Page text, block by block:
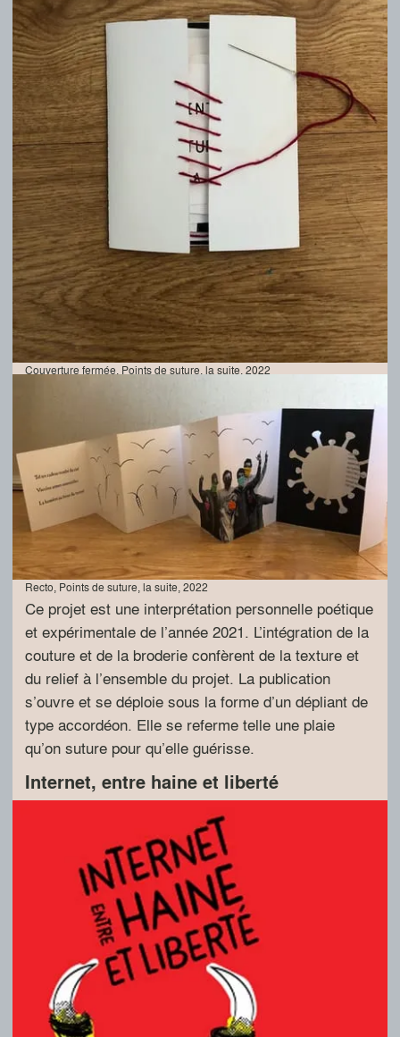
Couverture fermée, Points de suture, la suite, 2022
Recto, Points de suture, la suite, 2022
Ce projet est une interprétation personnelle poétique
et expérimentale de l’année 2021. L’intégration de la
couture et de la broderie confèrent de la texture et
du relief à l’ensemble du projet. La publication
s’ouvre et se déploie sous la forme d’un dépliant de
type accordéon. Elle se referme telle une plaie
qu’on suture pour qu’elle guérisse.
Internet, entre haine et liberté